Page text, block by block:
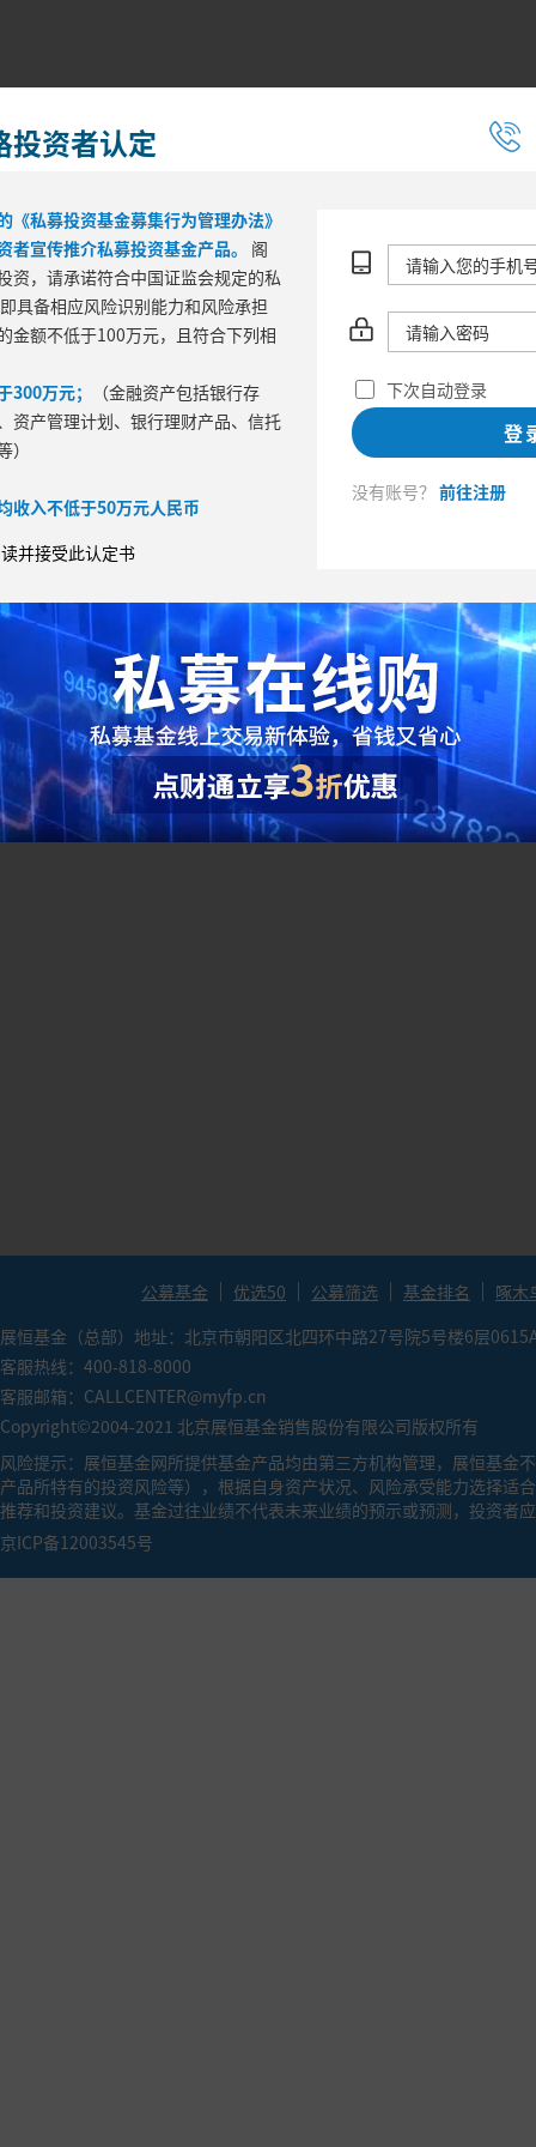
最大回撤
波
公募基金 优选50 公募筛选 基金排名
啄木
展恒基金（总部）地址：北京市朝阳区北四环中路27号院5号楼6层
客服热线：400-818-8000
客服邮箱：CALLCENTER@myfp.cn
Copyright©2004-2021 北京展恒基金销售股份有限公司版权所有
风险提示：展恒基金网所提供基金产品均由第三方机构管理，展恒基
产品所特有的投资风险等），根据自身资产状况、风险承受能力选择
推荐和投资建议。基金过往业绩不代表未来业绩的预示或预测，投资者
京ICP备12003545号
投资者认定
《私募投资基金募集行为管理办法》
宣传推介私募投资基金产品。
阁
资，请承诺符合中国证监会规定的私
具备相应风险识别能力和风险承担
金额不低于100万元，且符合下列相
300万元；
（金融资产包括银行存
资产管理计划、银行理财产品、信托
收入不低于50万元人民币
并接受此认定书
下次自动登录
登
没有账号？ 前往注册